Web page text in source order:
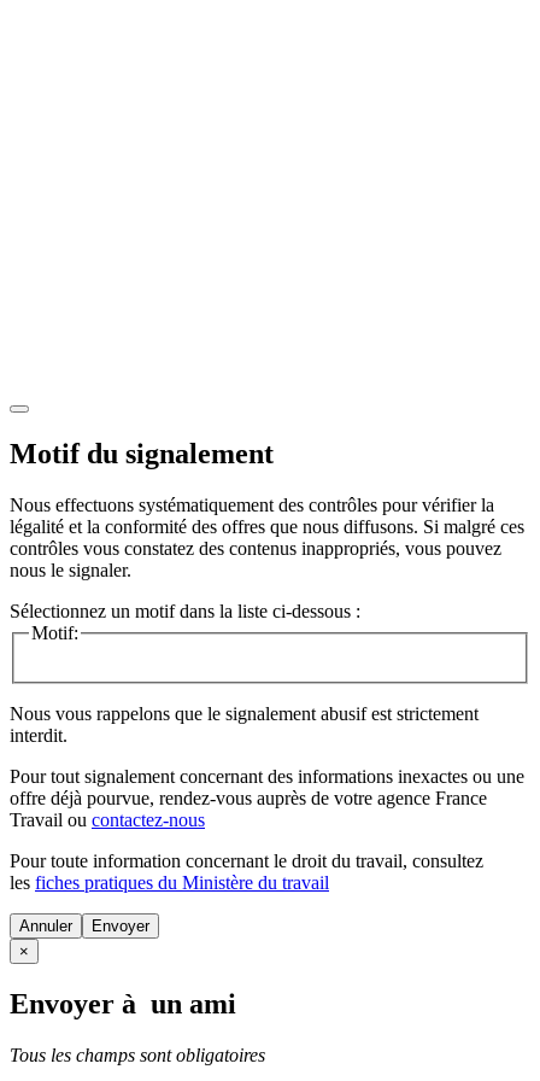
Motif du signalement
Nous effectuons systématiquement des contrôles pour vérifier la
légalité et la conformité des offres que nous diffusons. Si malgré ces
contrôles vous constatez des contenus inappropriés, vous pouvez
nous le signaler.
Sélectionnez un motif dans la liste ci-dessous :
Motif:
Nous vous rappelons que le signalement abusif est strictement
interdit.
Pour tout signalement concernant des informations inexactes ou une
offre déjà pourvue, rendez-vous auprès de votre agence France
Travail ou contactez-nous
Pour toute information concernant le droit du travail, consultez
les fiches pratiques du Ministère du travail
Annuler
×
Envoyer à un ami
Tous les champs sont obligatoires